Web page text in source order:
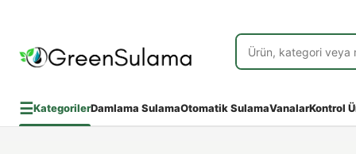
☰KategorilerDamlama SulamaOtomatik SulamaVanalarKontrol